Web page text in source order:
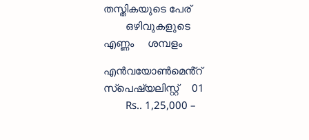
തസ്തികയുടെ പേര്
ഒഴിവുകളുടെ
എണ്ണം
ശമ്പളം
എൻവയോൺമെൻ്റ്
സ്‌പെഷ്യലിസ്റ്റ്
01
Rs.. 1,25,000 –